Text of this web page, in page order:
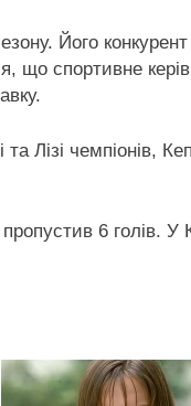
Його конкурент
що спортивне
Лізі чемпіонів,
6 голів. У